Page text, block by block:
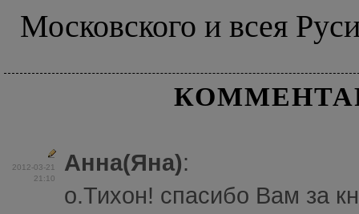
Московского и всея
2012-03-21
21:10
Анна(Яна):
о.Тихон! спасибо Вам за